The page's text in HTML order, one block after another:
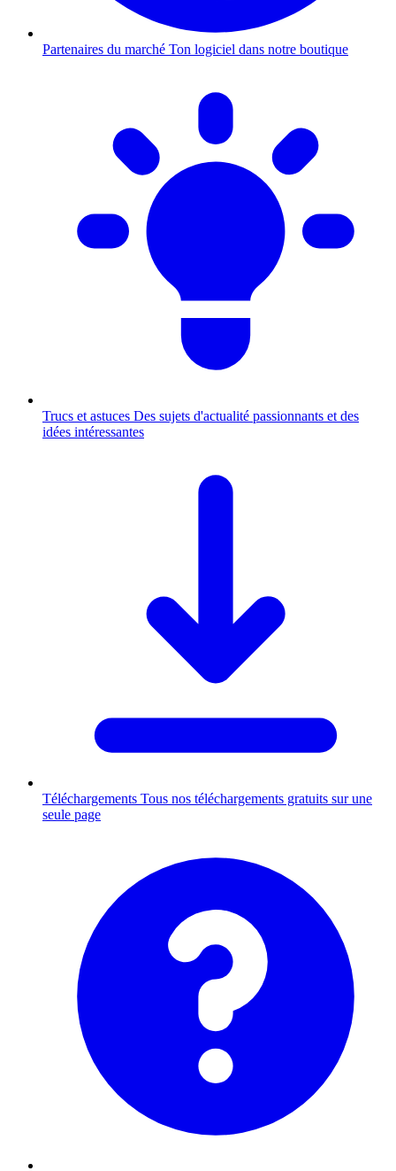
Partenaires du marché Ton logiciel dans notre boutique
Trucs et astuces Des sujets d'actualité passionnants et des
idées intéressantes
Téléchargements Tous nos téléchargements gratuits sur une
seule page